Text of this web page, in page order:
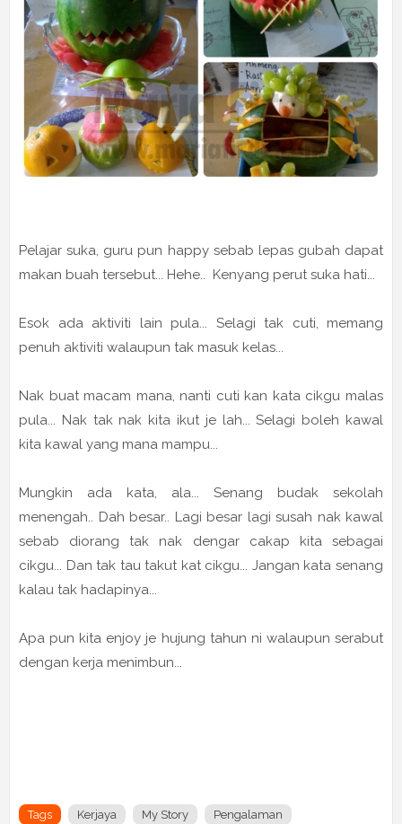
Pelajar suka, guru pun happy sebab lepas gubah dapat
makan buah tersebut... Hehe.. Kenyang perut suka hati...
Esok ada aktiviti lain pula... Selagi tak cuti, memang
penuh aktiviti walaupun tak masuk kelas...
Nak buat macam mana, nanti cuti kan kata cikgu malas
pula... Nak tak nak kita ikut je lah... Selagi boleh kawal
kita kawal yang mana mampu...
Mungkin ada kata, ala... Senang budak sekolah
menengah.. Dah besar.. Lagi besar lagi susah nak kawal
sebab diorang tak nak dengar cakap kita sebagai
cikgu... Dan tak tau takut kat cikgu... Jangan kata senang
kalau tak hadapinya...
Apa pun kita enjoy je hujung tahun ni walaupun serabut
dengan kerja menimbun...
Tags Kerjaya My Story Pengalaman